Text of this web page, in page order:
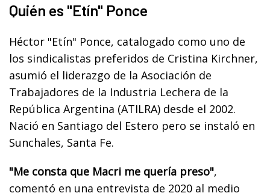
Quién es "Etín" Ponce
Héctor "Etín" Ponce, catalogado como uno de
los sindicalistas preferidos de Cristina Kirchner,
asumió el liderazgo de la Asociación de
Trabajadores de la Industria Lechera de la
República Argentina (ATILRA) desde el 2002.
Nació en Santiago del Estero pero se instaló en
Sunchales, Santa Fe.
"Me consta que Macri me quería preso",
comentó en una entrevista de 2020 al medio